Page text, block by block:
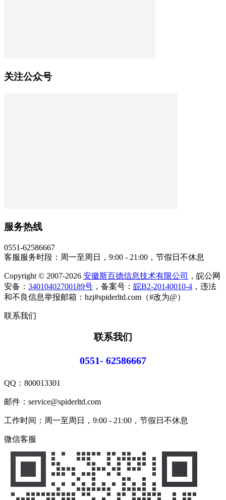
关注公众号
服务热线
0551-62586667
客服服务时段：周一至周日，9:00 - 21:00，节假日不休息
Copyright © 2007-2026 安徽斯百德信息技术有限公司
，皖公网
安备： 34010402700189号 ，备案号： 皖B2-20140010-4 ，违法
和不良信息举报邮箱：hzj#spiderltd.com（#改为@）
联系我们
联系我们
0551- 62586667
QQ： 800013301
邮件：service@spiderltd.com
工作时间：周一至周日，9:00 - 21:00，节假日不休息
微信客服